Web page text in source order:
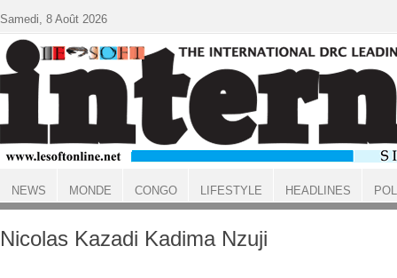
ACCUEIL
Nicolas Kazadi Kadima Nzuji
Samedi, 8 Août 2026
NEWS MONDE CONGO LIFESTYLE HEADLINES